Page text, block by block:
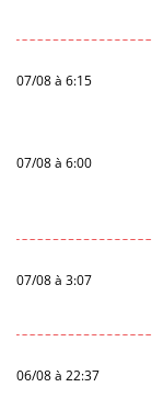
07/08 à 6:15
07/08 à 6:00
07/08 à 3:07
06/08 à 22:37